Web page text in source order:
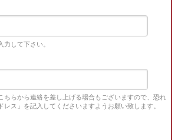
して下さい。
ちらから連絡を差し上げる場合もございますので、恐れ
レス」を記入してくださいますようお願い致します。